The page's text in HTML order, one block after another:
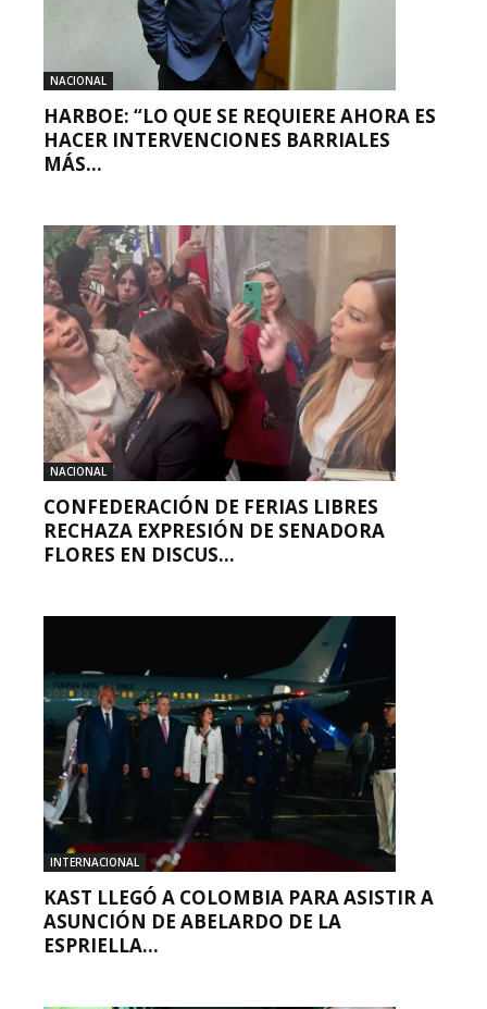
NACIONAL
HARBOE: “LO QUE SE REQUIERE AHORA ES
HACER INTERVENCIONES BARRIALES
MÁS...
NACIONAL
CONFEDERACIÓN DE FERIAS LIBRES
RECHAZA EXPRESIÓN DE SENADORA
FLORES EN DISCUS...
INTERNACIONAL
KAST LLEGÓ A COLOMBIA PARA ASISTIR A
ASUNCIÓN DE ABELARDO DE LA
ESPRIELLA...